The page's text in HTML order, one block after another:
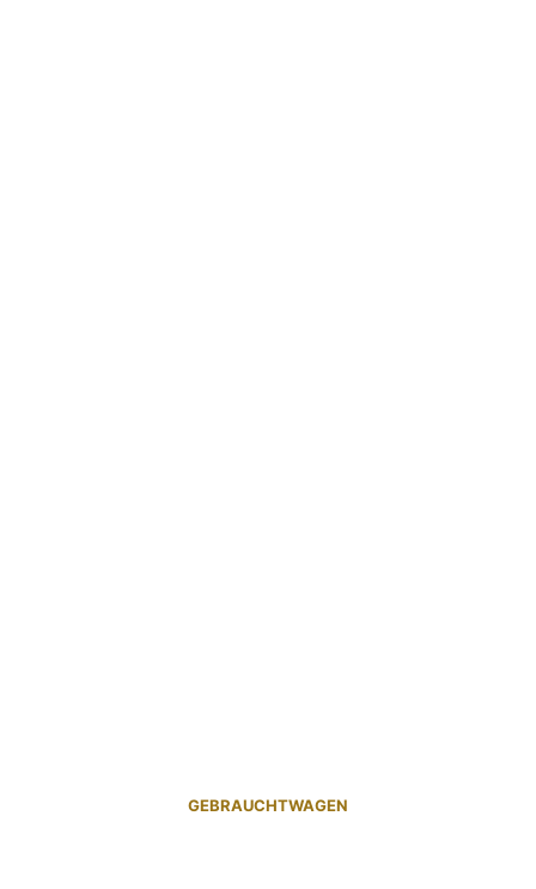
GEBRAUCHTWAGEN